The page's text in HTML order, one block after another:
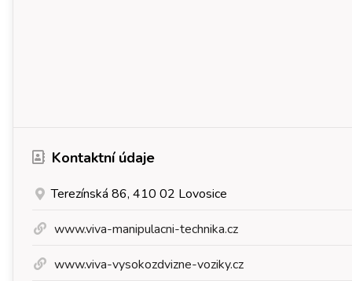
Kontaktní údaje
Terezínská 86, 410 02 Lovosice
www.viva-manipulacni-technika.cz
www.viva-vysokozdvizne-voziky.cz